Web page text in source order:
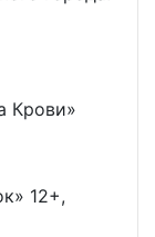
Крови»
12+,